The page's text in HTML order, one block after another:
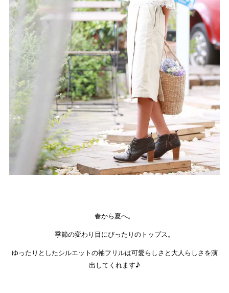
春から夏へ。
季節の変わり目にぴったりのトップス。
ゆったりとしたシルエットの袖フリルは可愛らしさと大人らしさを演
出してくれます♪